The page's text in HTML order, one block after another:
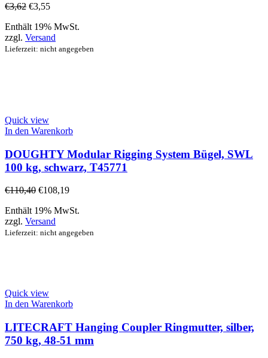
€3,62 €3,55
Enthält 19% MwSt.
zzgl. Versand
Lieferzeit: nicht angegeben
Quick view
In den Warenkorb
DOUGHTY Modular Rigging System Bügel, SWL
100 kg, schwarz, T45771
€110,40 €108,19
Enthält 19% MwSt.
zzgl. Versand
Lieferzeit: nicht angegeben
Quick view
In den Warenkorb
LITECRAFT Hanging Coupler Ringmutter, silber,
750 kg, 48-51 mm